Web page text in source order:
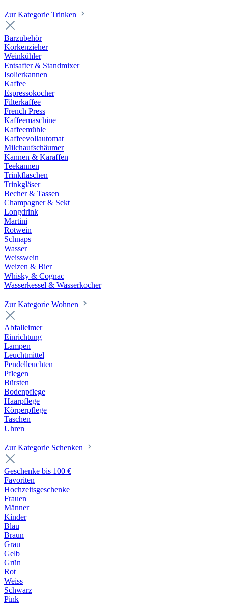
Zur Kategorie Trinken
Barzubehör
Korkenzieher
Weinkühler
Entsafter & Standmixer
Isolierkannen
Kaffee
Espressokocher
Filterkaffee
French Press
Kaffeemaschine
Kaffeemühle
Kaffeevollautomat
Milchaufschäumer
Kannen & Karaffen
Teekannen
Trinkflaschen
Trinkgläser
Becher & Tassen
Champagner & Sekt
Longdrink
Martini
Rotwein
Schnaps
Wasser
Weisswein
Weizen & Bier
Whisky & Cognac
Wasserkessel & Wasserkocher
Zur Kategorie Wohnen
Abfalleimer
Einrichtung
Lampen
Leuchtmittel
Pendelleuchten
Pflegen
Bürsten
Bodenpflege
Haarpflege
Körperpflege
Taschen
Uhren
Zur Kategorie Schenken
Geschenke bis 100 €
Favoriten
Hochzeitsgeschenke
Frauen
Männer
Kinder
Blau
Braun
Grau
Gelb
Grün
Rot
Weiss
Schwarz
Pink